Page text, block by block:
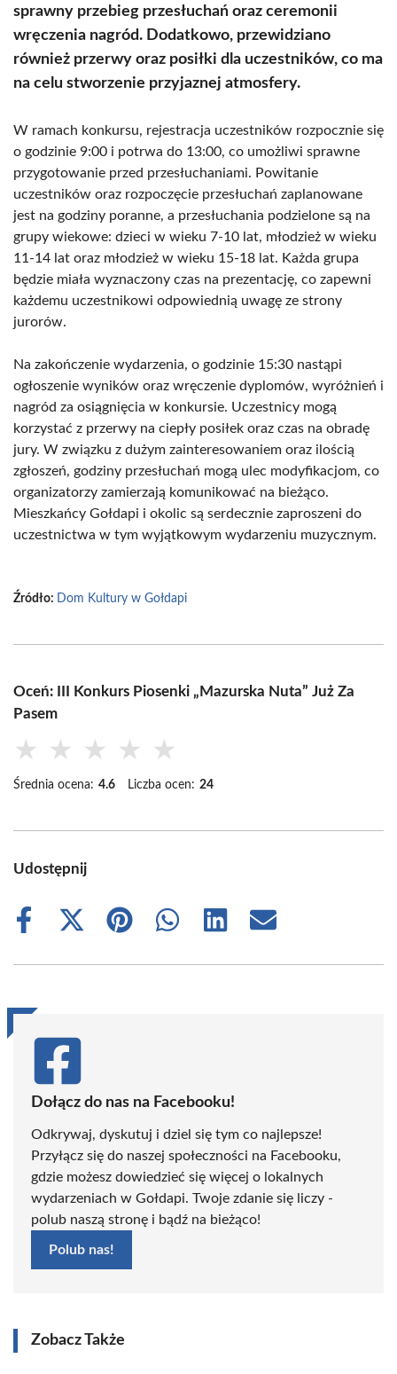
sprawny przebieg przesłuchań oraz ceremonii
wręczenia nagród. Dodatkowo, przewidziano
również przerwy oraz posiłki dla uczestników, co ma
na celu stworzenie przyjaznej atmosfery.
W ramach konkursu, rejestracja uczestników rozpocznie się
o godzinie 9:00 i potrwa do 13:00, co umożliwi sprawne
przygotowanie przed przesłuchaniami. Powitanie
uczestników oraz rozpoczęcie przesłuchań zaplanowane
jest na godziny poranne, a przesłuchania podzielone są na
grupy wiekowe: dzieci w wieku 7-10 lat, młodzież w wieku
11-14 lat oraz młodzież w wieku 15-18 lat. Każda grupa
będzie miała wyznaczony czas na prezentację, co zapewni
każdemu uczestnikowi odpowiednią uwagę ze strony
jurorów.
Na zakończenie wydarzenia, o godzinie 15:30 nastąpi
ogłoszenie wyników oraz wręczenie dyplomów, wyróżnień i
nagród za osiągnięcia w konkursie. Uczestnicy mogą
korzystać z przerwy na ciepły posiłek oraz czas na obradę
jury. W związku z dużym zainteresowaniem oraz ilością
zgłoszeń, godziny przesłuchań mogą ulec modyfikacjom, co
organizatorzy zamierzają komunikować na bieżąco.
Mieszkańcy Gołdapi i okolic są serdecznie zaproszeni do
uczestnictwa w tym wyjątkowym wydarzeniu muzycznym.
Źródło: Dom Kultury w Gołdapi
Oceń: III Konkurs Piosenki „Mazurska Nuta” Już Za
Pasem
★ ★ ★ ★ ★
Średnia ocena: 4.6 Liczba ocen: 24
Udostępnij
Share
Share
(Twitter)
Share
Share
Share
Share
Dołącz do nas na Facebooku!
Odkrywaj, dyskutuj i dziel się tym co najlepsze!
Przyłącz się do naszej społeczności na Facebooku,
gdzie możesz dowiedzieć się więcej o lokalnych
wydarzeniach w Gołdapi. Twoje zdanie się liczy -
polub naszą stronę i bądź na bieżąco!
Polub nas!
Zobacz Także